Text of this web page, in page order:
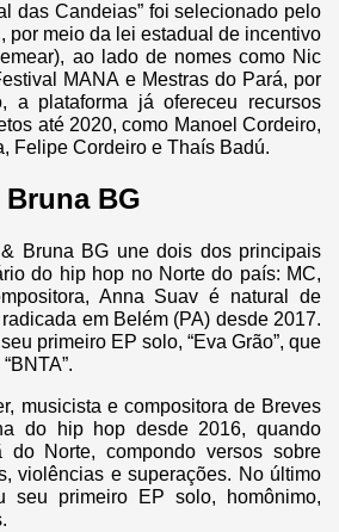
das Candeias” foi selecionado pelo
por meio da lei estadual de incentivo
ao lado de nomes como Nic
MANA e Mestras do Pará, por
a plataforma já ofereceu recursos
até 2020, como Manoel Cordeiro,
Felipe Cordeiro e Thaís Badú.
BG
Bruna BG une dois dos principais
do hip hop no Norte do país: MC,
Anna Suav é natural de
em Belém (PA) desde 2017.
primeiro EP solo, “Eva Grão”, que
musicista e compositora de Breves
do hip hop desde 2016, quando
Norte, compondo versos sobre
violências e superações. No último
seu primeiro EP solo, homônimo,